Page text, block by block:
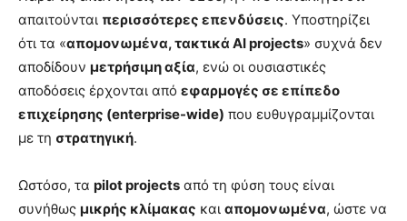
απαιτούνται περισσότερες επενδύσεις. Υποστηρίζει
ότι τα «απομονωμένα, τακτικά AI projects» συχνά δεν
αποδίδουν μετρήσιμη αξία, ενώ οι ουσιαστικές
αποδόσεις έρχονται από εφαρμογές σε επίπεδο
επιχείρησης (enterprise-wide) που ευθυγραμμίζονται
με τη στρατηγική.
Ωστόσο, τα pilot projects από τη φύση τους είναι
συνήθως μικρής κλίμακας και απομονωμένα, ώστε να